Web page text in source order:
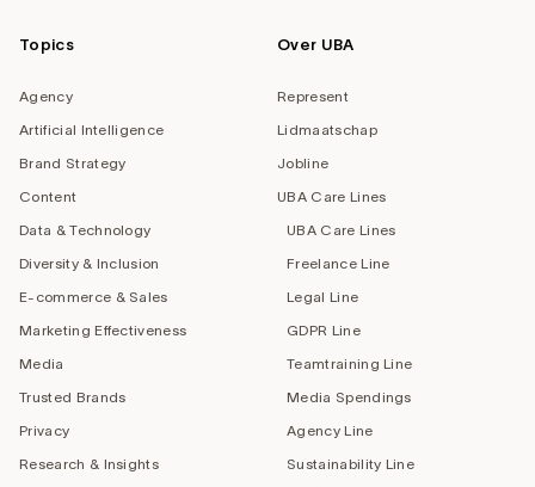
Topics
Agency
Artificial Intelligence
Brand Strategy
Content
Data & Technology
Diversity & Inclusion
E-commerce & Sales
Marketing Effectiveness
Media
Trusted Brands
Privacy
Research & Insights
Over UBA
Represent
Lidmaatschap
Jobline
UBA Care Lines
UBA Care Lines
Freelance Line
Legal Line
GDPR Line
Teamtraining Line
Media Spendings
Agency Line
Sustainability Line